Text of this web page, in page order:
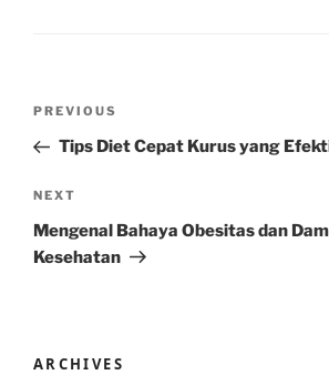
Previous
Post
PREVIOUS
Tips Diet Cepat Kurus yang
Next
Post
NEXT
Mengenal Bahaya Obesitas dan
Kesehatan
ARCHIVES